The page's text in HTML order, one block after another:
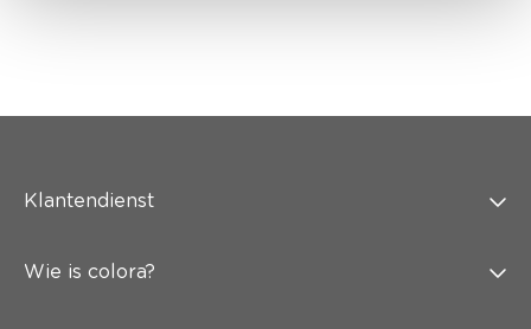
Klantendienst
Wie is colora?